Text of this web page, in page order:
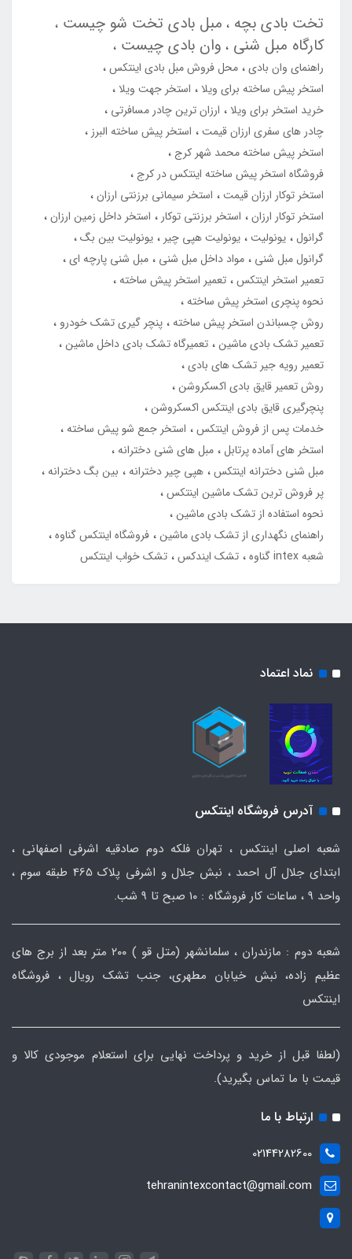
تخت بادی بچه مبل بادی تخت شو چیست
کارگاه مبل شنی وان بادی چیست
راهنمای وان بادی محل فروش مبل بادی اینتکس
استخر پیش ساخته برای ویلا
استخر جهت ویلا
خرید استخر برای ویلا
ارزان ترین چادر مسافرتی
چادر های سفری ارزان قیمت
استخر پیش ساخته البرز
استخر پیش ساخته محمد شهر کرج
فروشگاه استخر پیش ساخته اینتکس در کرج
استخر توکار ارزان قیمت
استخر سیمانی برزنتی ارزان
استخر توکار ارزان
استخر برزنتی توکار
استخر داخل زمین ارزان
گرانول یونولیت یونولیت هپی چیر
یونولیت بین بگ
گرانول مبل شنی
مواد داخل مبل شنی
مبل شنی پارچه ای
تعمیر استخر اینتکس تعمیر استخر پیش ساخته
نحوه پنچری استخر پیش ساخته
روش چسباندن استخر پیش ساخته پنچر گیری تشک خودرو
تعمیر تشک بادی ماشین تعمیرگاه تشک بادی داخل ماشین
تعمیر رویه جیر تشک های بادی
روش تعمیر قایق بادی اکسکروشن
پنچرگیری قایق بادی اینتکس اکسکروشن
خدمات پس از فروش اینتکس
استخر جمع شو پیش ساخته
استخر های آماده پرتابل مبل های شنی دخترانه
مبل شنی دخترانه اینتکس هپی چیر دخترانه
بین بگ دخترانه
پر فروش ترین تشک ماشین اینتکس
نحوه استفاده از تشک بادی ماشین
راهنمای نگهداری از تشک بادی ماشین فروشگاه اینتکس گناوه
شعبه intex گناوه
تشک ایندکس تشک خواب اینتکس
نماد اعتماد
آدرس فروشگاه اینتکس
شعبه اصلی اینتکس ، تهران فلکه دوم صادقیه اشرفی اصفهانی ،
ابتدای جلال آل احمد ، نبش جلال و اشرفی پلاک 465 طبقه سوم ،
واحد ۹ ، ساعات کار فروشگاه : ۱۰ صبح تا ۹ شب.
شعبه دوم : مازندران ، سلمانشهر (متل قو ) ۲۰۰ متر بعد از برج های
عظیم زاده، نبش خیابان مطهری، جنب تشک رویال ، فروشگاه
اینتکس
(لطفا قبل از خرید و پرداخت نهایی برای استعلام موجودی کالا و
قیمت با ما تماس بگیرید).
ارتباط با ما
02144282600
tehranintexcontact@gmail.com